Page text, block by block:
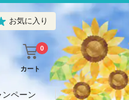
お気に入り
カート
0
ンペーン